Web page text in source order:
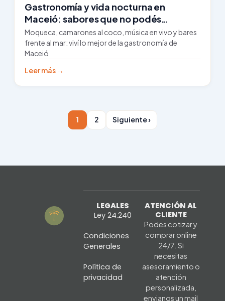
Gastronomía y vida nocturna en
Maceió: sabores que no podés
perderte
Moqueca, camarones al coco, música en vivo y bares
frente al mar: viví lo mejor de la gastronomía de
Maceió
Leer más →
1 2 Siguiente ›
LEGALES
Ley 24.240
Condiciones
Generales
Política de
privacidad
ATENCIÓN AL
CLIENTE
Podes cotizar y
comprar online
24/7. Si
necesitas
asesoramiento o
atención
personalizada,
envianos un mail